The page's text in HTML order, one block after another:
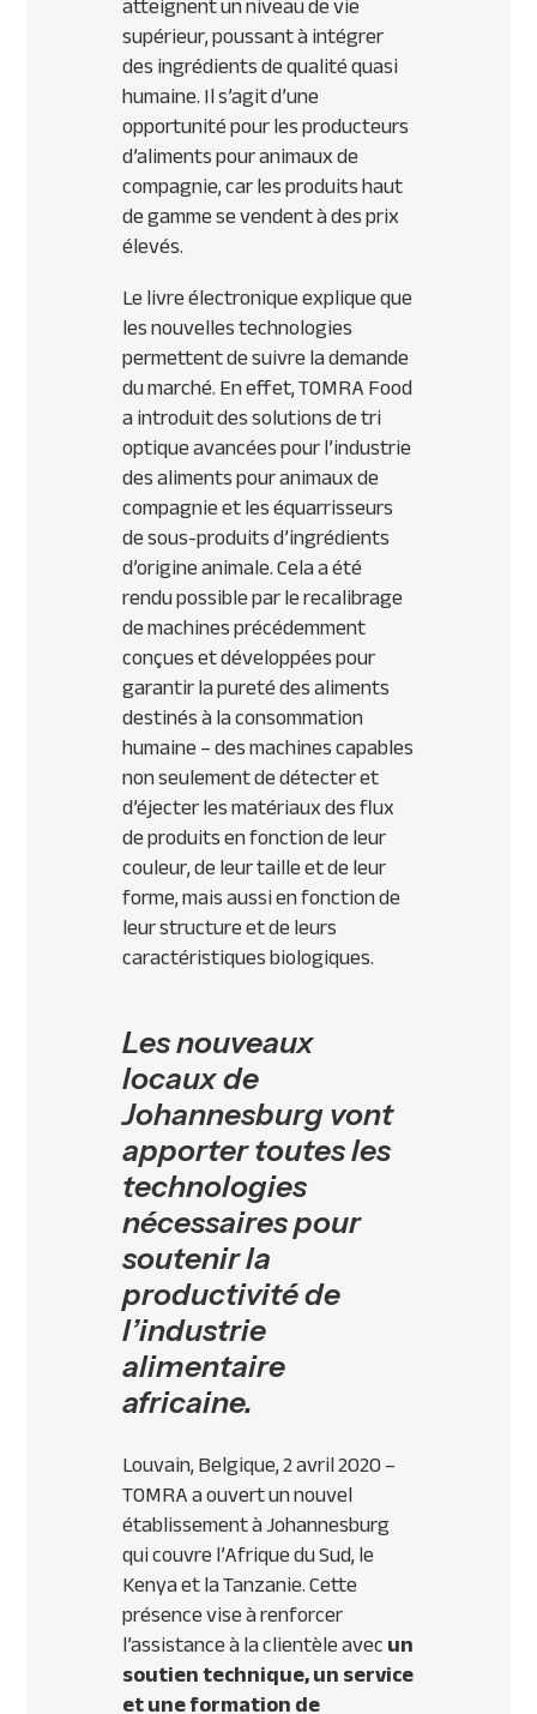
supérieur, poussant à intégrer
des ingrédients de qualité quasi
humaine. Il s’agit d’une
opportunité pour les producteurs
d’aliments pour animaux de
compagnie, car les produits haut
de gamme se vendent à des prix
élevés.
Le livre électronique explique que
les nouvelles technologies
permettent de suivre la demande
du marché. En effet, TOMRA Food
a introduit des solutions de tri
optique avancées pour l’industrie
des aliments pour animaux de
compagnie et les équarrisseurs
de sous-produits d’ingrédients
d’origine animale. Cela a été
rendu possible par le recalibrage
de machines précédemment
conçues et développées pour
garantir la pureté des aliments
destinés à la consommation
humaine – des machines capables
non seulement de détecter et
d’éjecter les matériaux des flux
de produits en fonction de leur
couleur, de leur taille et de leur
forme, mais aussi en fonction de
leur structure et de leurs
caractéristiques biologiques.
Les nouveaux
locaux de
Johannesburg vont
apporter toutes les
technologies
nécessaires pour
soutenir la
productivité de
l’industrie
alimentaire
africaine.
Louvain, Belgique, 2 avril 2020 –
TOMRA a ouvert un nouvel
établissement à Johannesburg
qui couvre l’Afrique du Sud, le
Kenya et la Tanzanie. Cette
présence vise à renforcer
l’assistance à la clientèle avecun
soutien technique, un service
et une formation de